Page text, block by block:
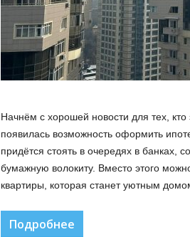
Начнём с хорошей новости для тех,
появилась возможность оформить
придётся стоять в очередях в банках,
бумажную волокиту. Вместо этого
квартиры, которая станет уютным
Подробнее